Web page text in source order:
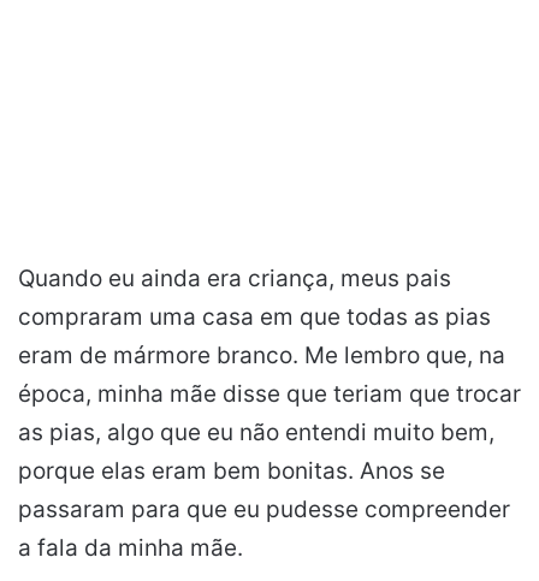
Quando eu ainda era criança, meus pais
compraram uma casa em que todas as pias
eram de mármore branco. Me lembro que, na
época, minha mãe disse que teriam que trocar
as pias, algo que eu não entendi muito bem,
porque elas eram bem bonitas. Anos se
passaram para que eu pudesse compreender
a fala da minha mãe.